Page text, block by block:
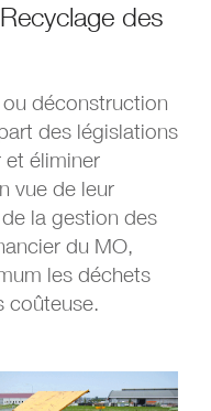
des
déconstruction
des législations
et éliminer
vue de leur
la gestion des
du MO,
les déchets
coûteuse.